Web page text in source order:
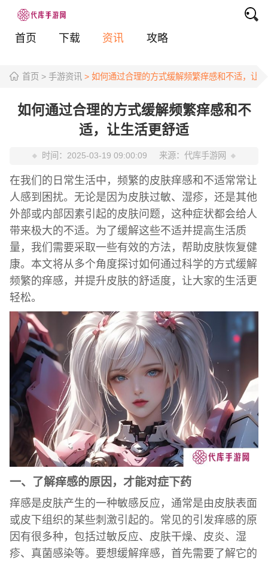
首页 下载 资讯 攻略
首页 > 手游资讯 > 如何通过合理的方式缓解频繁痒感和不适，让
如何通过合理的方式缓解频繁痒感和不
适，让生活更舒适
时间： 2025-03-19 09:00:09 来源： 代库手游网
在我们的日常生活中，频繁的皮肤痒感和不适常常让
人感到困扰。无论是因为皮肤过敏、湿疹，还是其他
外部或内部因素引起的皮肤问题，这种症状都会给人
带来极大的不适。为了缓解这些不适并提高生活质
量，我们需要采取一些有效的方法，帮助皮肤恢复健
康。本文将从多个角度探讨如何通过科学的方式缓解
频繁的痒感，并提升皮肤的舒适度，让大家的生活更
轻松。
一、了解痒感的原因，才能对症下药
痒感是皮肤产生的一种敏感反应，通常是由皮肤表面
或皮下组织的某些刺激引起的。常见的引发痒感的原
因有很多种，包括过敏反应、皮肤干燥、皮炎、湿
疹、真菌感染等。要想缓解痒感，首先需要了解它的